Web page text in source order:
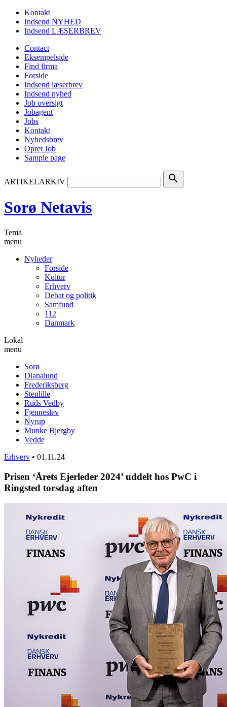
Kontakt
Indsend NYHED
Indsend LÆSERBREV
Contact
Eksempelside
Find firma
Forside
Indsend læserbrev
Indsend nyhed
Job oversigt
Jobagent
Jobs
Kontakt
Nyhedsbrev
Opret Job
Sample page
ARTIKELARKIV search
Sorø Netavis
Tema
menu
Nyheder
Forside
Kultur
Erhverv
Debat og politik
Samfund
112
Danmark
Lokal
menu
Sorø
Dianalund
Frederiksberg
Stenlille
Ruds Vedby
Fjenneslev
Nyrup
Munke Bjergby
Vedde
Erhverv • 01.11.24
Prisen ‘Årets Ejerleder 2024’ uddelt hos PwC i
Ringsted torsdag aften